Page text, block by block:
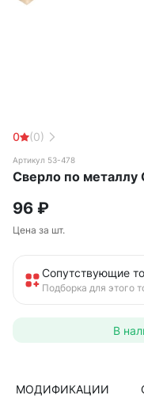
0 (0)
Артикул 53-478
Сверло по металлу
96 ₽
Цена за шт.
Сопутствующие
Подборка для этого
В
МОДИФИКАЦИИ